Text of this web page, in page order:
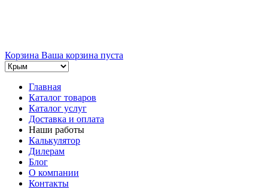
Корзина Ваша корзина пуста
Главная
Каталог товаров
Каталог услуг
Доставка и оплата
Наши работы
Калькулятор
Дилерам
Блог
О компании
Контакты